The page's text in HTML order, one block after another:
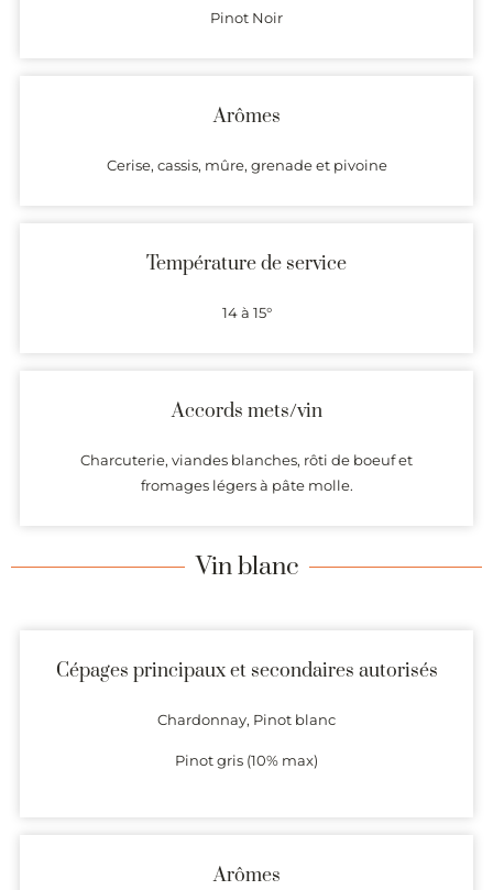
Pinot Noir
Arômes
Cerise, cassis, mûre, grenade et pivoine
Température de service
14 à 15°
Accords mets/vin
Charcuterie, viandes blanches, rôti de boeuf et
fromages légers à pâte molle.
Vin blanc
Cépages principaux et secondaires autorisés
Chardonnay, Pinot blanc
Pinot gris (10% max)
Arômes